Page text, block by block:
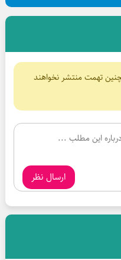
تهمت منتشر نخواهند
ارسال نظر